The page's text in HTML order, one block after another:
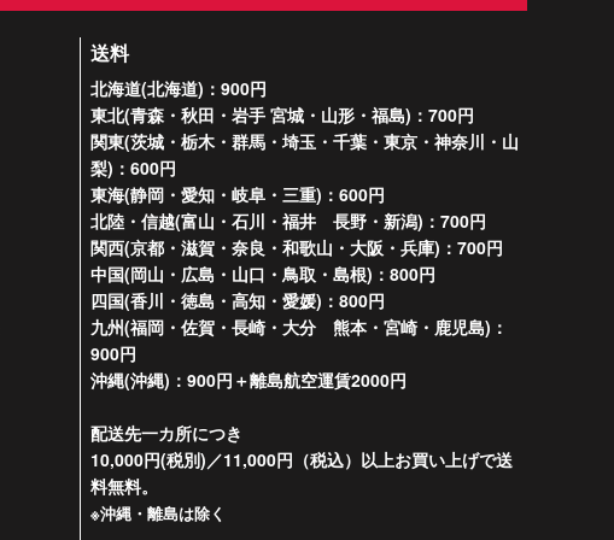
送料
北海道(北海道)：900円
東北(青森・秋田・岩手 宮城・山形・福島)：700円
関東(茨城・栃木・群馬・埼玉・千葉・東京・神奈川・山
梨)：600円
東海(静岡・愛知・岐阜・三重)：600円
北陸・信越(富山・石川・福井 長野・新潟)：700円
関西(京都・滋賀・奈良・和歌山・大阪・兵庫)：700円
中国(岡山・広島・山口・鳥取・島根)：800円
四国(香川・徳島・高知・愛媛)：800円
九州(福岡・佐賀・長崎・大分 熊本・宮崎・鹿児島)：
900円
沖縄(沖縄)：900円＋離島航空運賃2000円
配送先一カ所につき
10,000円(税別)／11,000円（税込）以上お買い上げで送
料無料。
※沖縄・離島は除く